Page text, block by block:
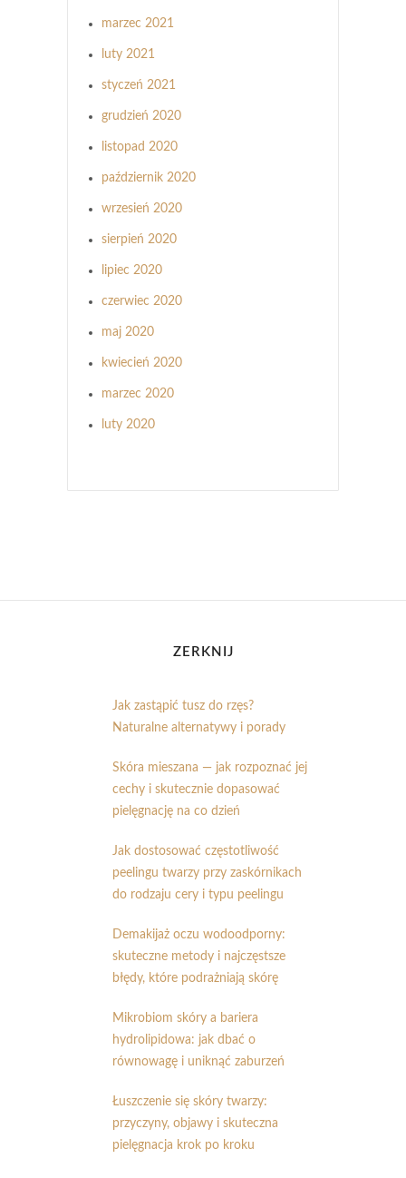
marzec 2021
luty 2021
styczeń 2021
grudzień 2020
listopad 2020
październik 2020
wrzesień 2020
sierpień 2020
lipiec 2020
czerwiec 2020
maj 2020
kwiecień 2020
marzec 2020
luty 2020
ZERKNIJ
Jak zastąpić tusz do rzęs?
Naturalne alternatywy i porady
Skóra mieszana — jak rozpoznać jej
cechy i skutecznie dopasować
pielęgnację na co dzień
Jak dostosować częstotliwość
peelingu twarzy przy zaskórnikach
do rodzaju cery i typu peelingu
Demakijaż oczu wodoodporny:
skuteczne metody i najczęstsze
błędy, które podrażniają skórę
Mikrobiom skóry a bariera
hydrolipidowa: jak dbać o
równowagę i uniknąć zaburzeń
Łuszczenie się skóry twarzy:
przyczyny, objawy i skuteczna
pielęgnacja krok po kroku